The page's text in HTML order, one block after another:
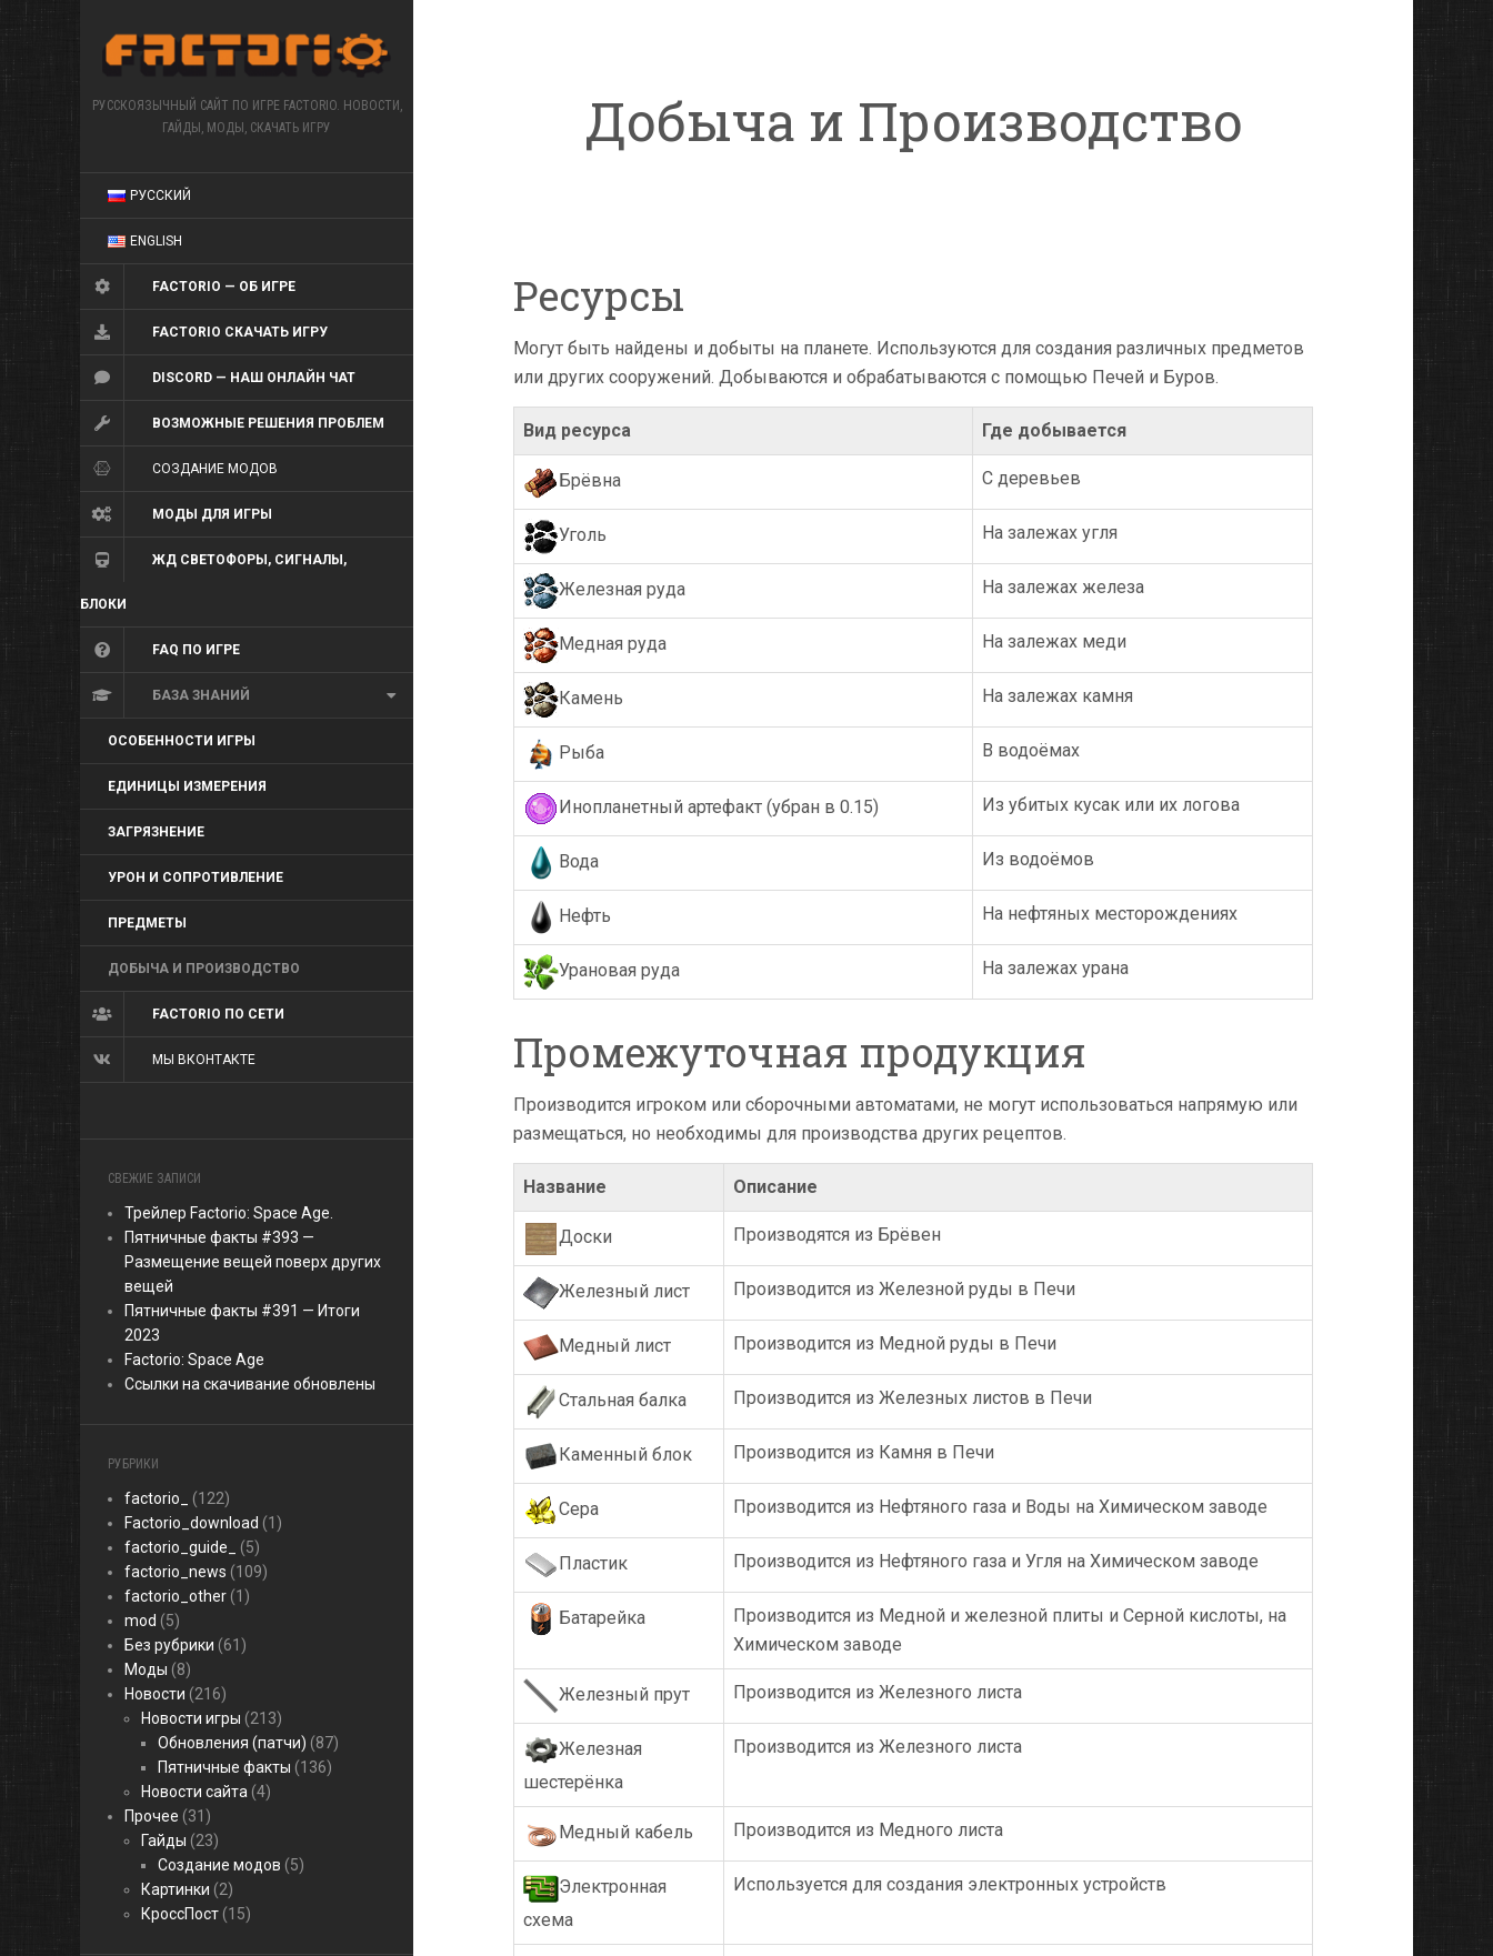
РУССКОЯЗЫЧНЫЙ САЙТ ПО ИГРЕ FACTORIO. НОВОСТИ,
ГАЙДЫ, МОДЫ, СКАЧАТЬ ИГРУ
РУССКИЙ
ENGLISH
FACTORIO — ОБ ИГРЕ
FACTORIO СКАЧАТЬ ИГРУ
DISCORD — НАШ ОНЛАЙН ЧАТ
ВОЗМОЖНЫЕ РЕШЕНИЯ ПРОБЛЕМ
СОЗДАНИЕ МОДОВ
МОДЫ ДЛЯ ИГРЫ
ЖД СВЕТОФОРЫ, СИГНАЛЫ,
БЛОКИ
FAQ ПО ИГРЕ
БАЗА ЗНАНИЙ
ОСОБЕННОСТИ ИГРЫ
ЕДИНИЦЫ ИЗМЕРЕНИЯ
ЗАГРЯЗНЕНИЕ
УРОН И СОПРОТИВЛЕНИЕ
ПРЕДМЕТЫ
ДОБЫЧА И ПРОИЗВОДСТВО
FACTORIO ПО СЕТИ
МЫ ВКОНТАКТЕ
СВЕЖИЕ ЗАПИСИ
Трейлер Factorio: Space Age.
Пятничные факты #393 —
Размещение вещей поверх других
вещей
Пятничные факты #391 — Итоги
2023
Factorio: Space Age
Ссылки на скачивание обновлены
РУБРИКИ
factorio_
(122)
Factorio_download (1)
factorio_guide_
(5)
factorio_news (109)
factorio_other (1)
mod (5)
Без рубрики (61)
Моды (8)
Новости (216)
Новости игры (213)
Обновления (патчи) (87)
Пятничные факты (136)
Новости сайта (4)
Прочее (31)
Гайды (23)
Создание модов (5)
Картинки (2)
КроссПост (15)
Добыча и Производство
Ресурсы
Могут быть найдены и добыты на планете. Используются для создания различных предметов
или других сооружений. Добываются и обрабатываются с помощью Печей и Буров.
Вид ресурса Где добывается
Брёвна С деревьев
Уголь На залежах угля
Железная руда На залежах железа
Медная руда На залежах меди
Камень На залежах камня
Рыба В водоёмах
Инопланетный артефакт (убран в 0.15) Из убитых кусак или их логова
Вода Из водоёмов
Нефть На нефтяных месторождениях
Урановая руда На залежах урана
Промежуточная продукция
Производится игроком или сборочными автоматами, не могут использоваться напрямую или
размещаться, но необходимы для производства других рецептов.
Название Описание
Доски Производятся из Брёвен
Железный лист Производится из Железной руды в Печи
Медный лист Производится из Медной руды в Печи
Стальная балка Производится из Железных листов в Печи
Каменный блок Производится из Камня в Печи
Сера Производится из Нефтяного газа и Воды на Химическом заводе
Пластик Производится из Нефтяного газа и Угля на Химическом заводе
Батарейка
Производится из Медной и железной плиты и Серной кислоты, на
Химическом заводе
Железный прут Производится из Железного листа
Железная
шестерёнка
Производится из Железного листа
Медный кабель Производится из Медного листа
Электронная
схема
Используется для создания электронных устройств